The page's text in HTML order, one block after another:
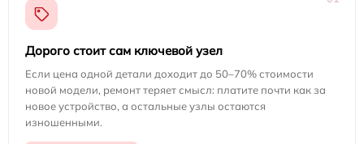
Дорого стоит сам ключевой узел
Если цена одной детали доходит до 50–70% стоимости
новой модели, ремонт теряет смысл: платите почти как за
новое устройство, а остальные узлы остаются
изношенными.